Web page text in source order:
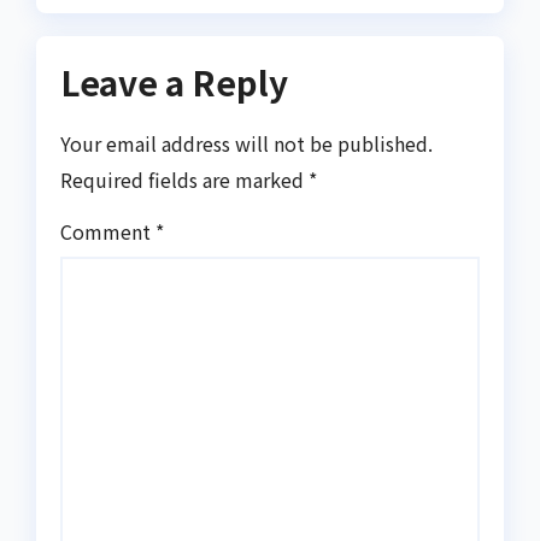
Leave a Reply
Your email address will not be published.
Required fields are marked *
Comment *